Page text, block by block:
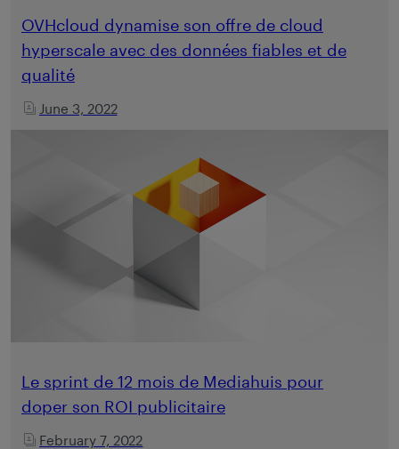
OVHcloud dynamise son offre de cloud
hyperscale avec des données fiables et de
qualité
June 3, 2022
Le sprint de 12 mois de Mediahuis pour
doper son ROI publicitaire
February 7, 2022